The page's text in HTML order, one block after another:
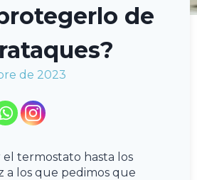
de
de 2023
termostato hasta los
a los que pedimos que